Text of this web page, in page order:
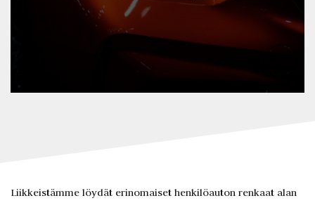
Liikkeistämme löydät erinomaiset henkilöauton renkaat alan